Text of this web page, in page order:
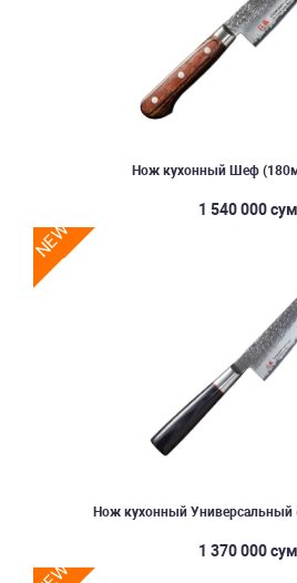
Нож кухонный Шеф
1 540 000 сум
NEW
Нож кухонный Универсальный
1 370 000 сум